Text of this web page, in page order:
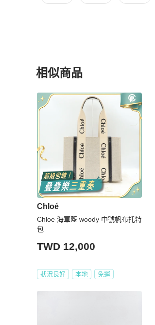
相似商品
更多相似Chloé男包推薦精品
Chloé
Chloe 海軍藍 woody 中號帆布托特
包
TWD 12,000
狀況良好 本地 免運